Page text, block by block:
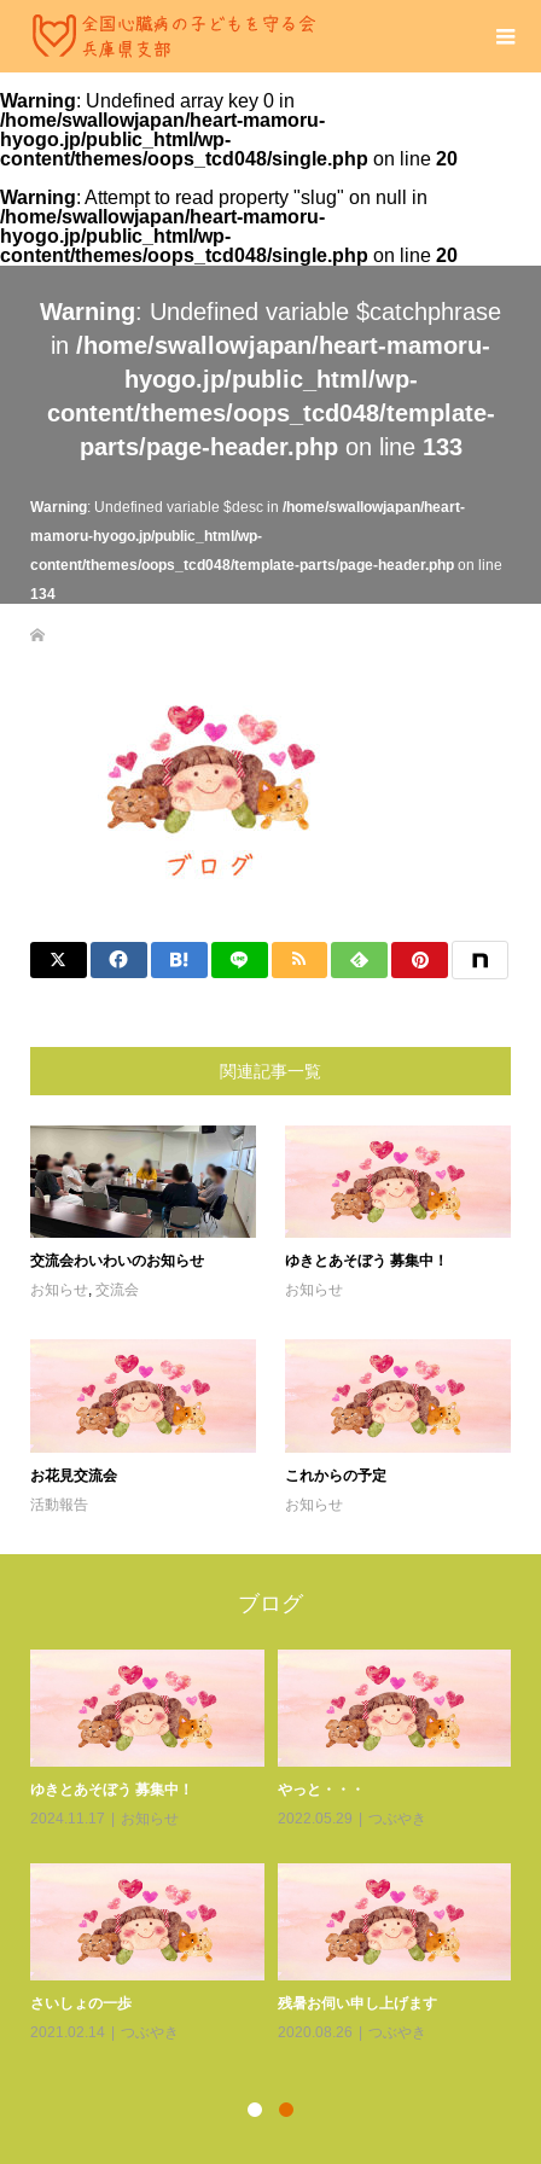
Warning: Undefined array key 0 in
/home/swallowjapan/heart-mamoru-
hyogo.jp/public_html/wp-
content/themes/oops_tcd048/single.php on line 20
Warning: Attempt to read property "slug" on null in
/home/swallowjapan/heart-mamoru-
hyogo.jp/public_html/wp-
content/themes/oops_tcd048/single.php on line 20
Warning: Undefined variable $catchphrase
in /home/swallowjapan/heart-mamoru-
hyogo.jp/public_html/wp-
content/themes/oops_tcd048/template-
parts/page-header.phpon line 133
Warning: Undefined variable $desc in /home/swallowjapan/heart-
mamoru-hyogo.jp/public_html/wp-
content/themes/oops_tcd048/template-parts/page-header.phpon line
134
関連記事一覧
交流会わいわいのお知らせ
お知らせ, 交流会
ゆきとあそぼう 募集中！
お知らせ
お花見交流会
活動報告
これからの予定
お知らせ
ブログ
ゆきとあそぼう 募集中！
2024.11.17
お知らせ
やっと・・・
2022.05.29
つぶやき
さいしょの一歩
2021.02.14
つぶやき
残暑お伺い申し上げます
2020.08.26
つぶやき